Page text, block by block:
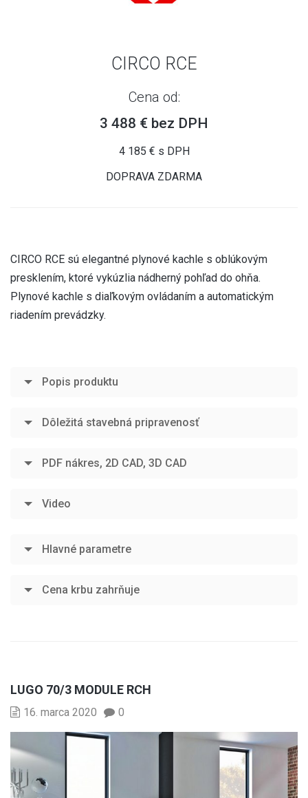
CIRCO RCE
Cena od:
3 488 € bez DPH
4 185 € s DPH
DOPRAVA ZDARMA
CIRCO RCE sú elegantné plynové kachle s oblúkovým
presklením, ktoré vykúzlia nádherný pohľad do ohňa.
Plynové kachle s diaľkovým ovládaním a automatickým
riadením prevádzky.
Popis produktu
Dôležitá stavebná pripravenosť
PDF nákres, 2D CAD, 3D CAD
Video
Hlavné parametre
Cena krbu zahrňuje
LUGO 70/3 MODULE RCH
16. marca 2020 0